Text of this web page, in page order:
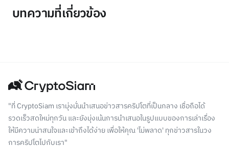
บทความที่เกี่ยวข้อง
"ที่ CryptoSiam เรามุ่งมั่นนำเสนอข่าวสารคริปโตที่เป็นกลาง เชื่อถือได้
รวดเร็วสดใหม่ทุกวัน และยังมุ่งเน้นการนำเสนอในรูปแบบของการเล่าเรื่อง
ให้มีความน่าสนใจและเข้าถึงได้ง่าย เพื่อให้คุณ 'ไม่พลาด' ทุกข่าวสารในวง
การคริปโตไปกับเรา"